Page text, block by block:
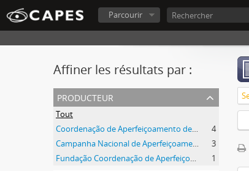
Parcourir
Affiner les résultats par :
producteur
Tout
Coordenação de Aperfeiçoamento de Pessoal de Nível Superior (CAPES)
4
Campanha Nacional de Aperfeiçoamento de Pessoal de Nível Superior (CAPES)
3
Fundação Coordenação de Aperfeiçoamento de Pessoal de Nível Superior (CAPES)
1